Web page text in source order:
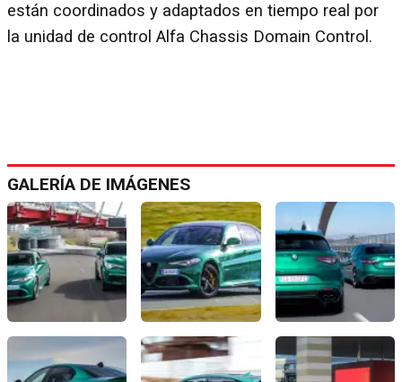
están coordinados y adaptados en tiempo real por
la unidad de control Alfa Chassis Domain Control.
GALERÍA DE IMÁGENES